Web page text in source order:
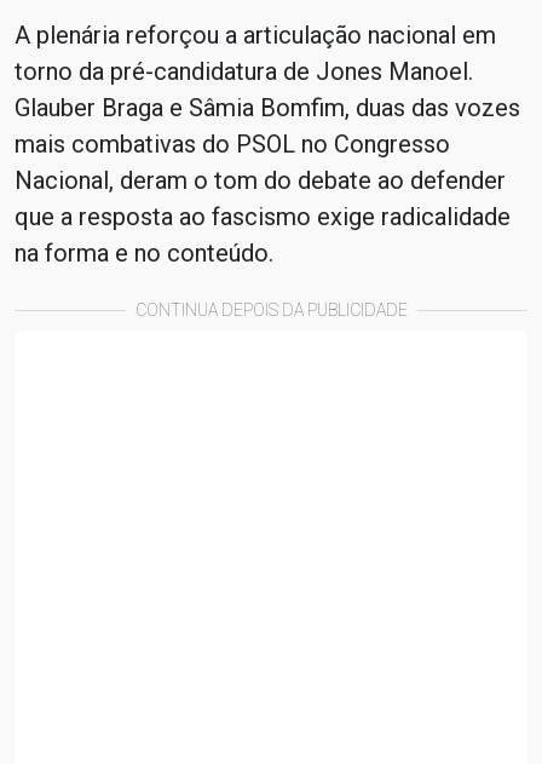
A plenária reforçou a articulação nacional em
torno da pré-candidatura de Jones Manoel.
Glauber Braga e Sâmia Bomfim, duas das vozes
mais combativas do PSOL no Congresso
Nacional, deram o tom do debate ao defender
que a resposta ao fascismo exige radicalidade
na forma e no conteúdo.
CONTINUA DEPOIS DA PUBLICIDADE